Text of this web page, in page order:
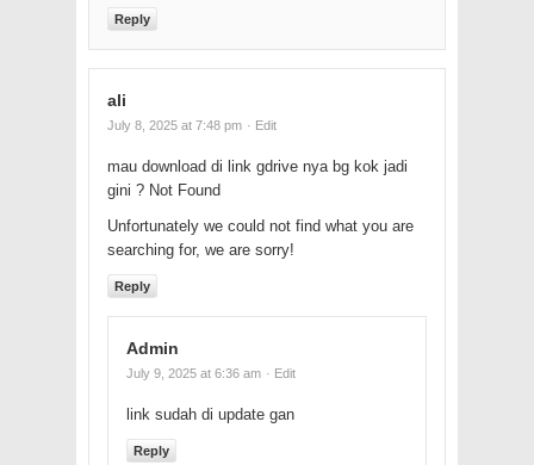
Reply
ali
July 8, 2025 at 7:48 pm · Edit
mau download di link gdrive nya bg kok jadi
gini ? Not Found
Unfortunately we could not find what you are
searching for, we are sorry!
Reply
Admin
July 9, 2025 at 6:36 am · Edit
link sudah di update gan
Reply